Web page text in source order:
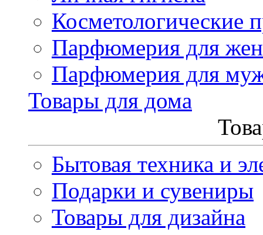
Косметологические
Парфюмерия для
Парфюмерия для
Товары для дома
Бытовая техника и
Подарки и сувениры
Товары для дизайна